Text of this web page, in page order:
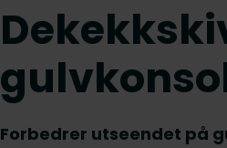
Forbedrer utseendet på